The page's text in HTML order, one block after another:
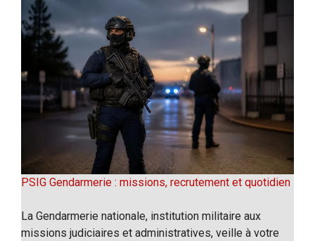
PSIG Gendarmerie : missions, recrutement et quotidien
La Gendarmerie nationale, institution militaire aux
missions judiciaires et administratives, veille à votre